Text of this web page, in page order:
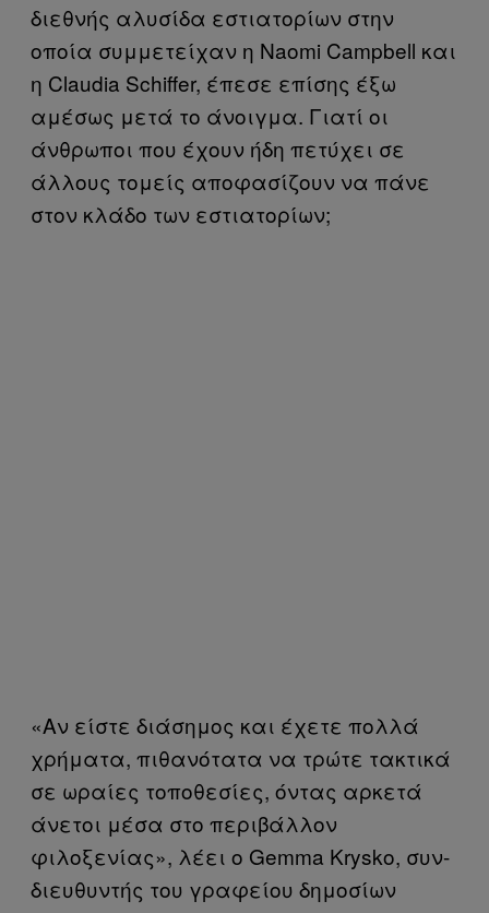
διεθνής αλυσίδα εστιατορίων στην
οποία συμμετείχαν η Naomi Campbell και
η Claudia Schiffer, έπεσε επίσης έξω
αμέσως μετά το άνοιγμα. Γιατί οι
άνθρωποι που έχουν ήδη πετύχει σε
άλλους τομείς αποφασίζουν να πάνε
στον κλάδο των εστιατορίων;
«Αν είστε διάσημος και έχετε πολλά
χρήματα, πιθανότατα να τρώτε τακτικά
σε ωραίες τοποθεσίες, όντας αρκετά
άνετοι μέσα στο περιβάλλον
φιλοξενίας», λέει ο Gemma Krysko, συν-
διευθυντής του γραφείου δημοσίων